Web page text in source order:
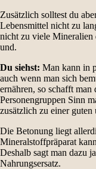
Zusätzlich solltest du
Lebensmittel nicht zu
nicht zu viele
und.
Du siehst: Man kann in
auch wenn man sich
ernähren, so schafft
Personengruppen Sinn
zusätzlich zu einer
Die Betonung liegt
Mineralstoffpräparat kann
Deshalb sagt man dazu
Nahrungsersatz.